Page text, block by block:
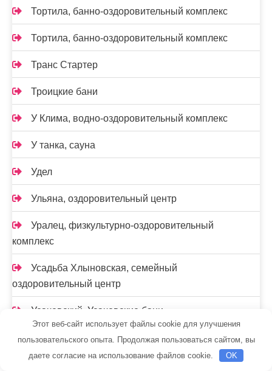
Тортила, банно-оздоровительный комплекс
Тортила, банно-оздоровительный комплекс
Транс Стартер
Троицкие бани
У Клима, водно-оздоровительный комплекс
У танка, сауна
Удел
Ульяна, оздоровительный центр
Уралец, физкультурно-оздоровительный
комплекс
Усадьба Хлыновская, семейный
оздоровительный центр
Усачевский, Усачевские бани
Фитнес-клуб, Фитнес-клуб
Этот веб-сайт использует файлы cookie для улучшения
пользовательского опыта. Продолжая пользоваться сайтом, вы
даете согласие на использование файлов cookie.
OK